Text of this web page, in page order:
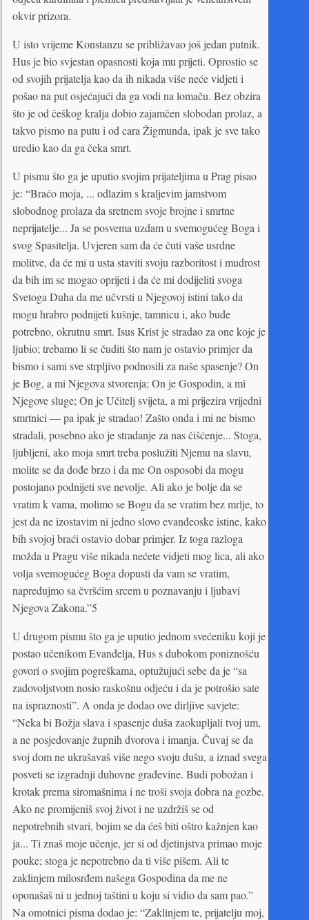
okvir prizora.
U isto vrijeme Konstanzu se približavao još jedan putnik.
Hus je bio svjestan opasnosti koja mu prijeti. Oprostio se
od svojih prijatelja kao da ih nikada više neće vidjeti i
pošao na put osjećajući da ga vodi na lomaču. Bez obzira
što je od češkog kralja dobio zajamčen slobodan prolaz, a
takvo pismo na putu i od cara Žigmunda, ipak je sve tako
uredio kao da ga čeka smrt.
U pismu što ga je uputio svojim prijateljima u Prag pisao
je: “Braćo moja, ... odlazim s kraljevim jamstvom
slobodnog prolaza da sretnem svoje brojne i smrtne
neprijatelje... Ja se posvema uzdam u svemogućeg Boga i
svog Spasitelja. Uvjeren sam da će čuti vaše usrdne
molitve, da će mi u usta staviti svoju razboritost i mudrost
da bih im se mogao oprijeti i da će mi dodijeliti svoga
Svetoga Duha da me učvrsti u Njegovoj istini tako da
mogu hrabro podnijeti kušnje, tamnicu i, ako bude
potrebno, okrutnu smrt. Isus Krist je stradao za one koje je
ljubio; trebamo li se čuditi što nam je ostavio primjer da
bismo i sami sve strpljivo podnosili za naše spasenje? On
je Bog, a mi Njegova stvorenja; On je Gospodin, a mi
Njegove sluge; On je Učitelj svijeta, a mi prijezira vrijedni
smrtnici — pa ipak je stradao! Zašto onda i mi ne bismo
stradali, posebno ako je stradanje za nas čišćenje... Stoga,
ljubljeni, ako moja smrt treba poslužiti Njemu na slavu,
molite se da dođe brzo i da me On osposobi da mogu
postojano podnijeti sve nevolje. Ali ako je bolje da se
vratim k vama, molimo se Bogu da se vratim bez mrlje, to
jest da ne izostavim ni jedno slovo evanđeoske istine, kako
bih svojoj braći ostavio dobar primjer. Iz toga razloga
možda u Pragu više nikada nećete vidjeti mog lica, ali ako
volja svemogućeg Boga dopusti da vam se vratim,
napredujmo sa čvršćim srcem u poznavanju i ljubavi
Njegova Zakona.”5
U drugom pismu što ga je uputio jednom svećeniku koji je
postao učenikom Evanđelja, Hus s dubokom poniznošću
govori o svojim pogreškama, optužujući sebe da je “sa
zadovoljstvom nosio raskošnu odjeću i da je potrošio sate
na ispraznosti”. A onda je dodao ove dirljive savjete:
“Neka bi Božja slava i spasenje duša zaokupljali tvoj um,
a ne posjedovanje župnih dvorova i imanja. Čuvaj se da
svoj dom ne ukrašavaš više nego svoju dušu, a iznad svega
posveti se izgradnji duhovne građevine. Budi pobožan i
krotak prema siromašnima i ne troši svoja dobra na gozbe.
Ako ne promijeniš svoj život i ne uzdržiš se od
nepotrebnih stvari, bojim se da ćeš biti oštro kažnjen kao
ja... Ti znaš moje učenje, jer si od djetinjstva primao moje
pouke; stoga je nepotrebno da ti više pišem. Ali te
zaklinjem milosrđem našega Gospodina da me ne
oponašaš ni u jednoj taštini u koju si vidio da sam pao.”
Na omotnici pisma dodao je: “Zaklinjem te, prijatelju moj,